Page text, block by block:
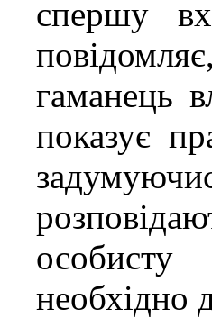
спершу
гаманець
показує
необхідно